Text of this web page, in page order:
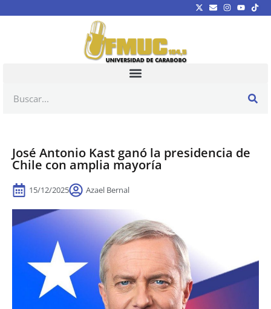
José Antonio Kast ganó la presidencia de
Chile con amplia mayoría
15/12/2025 Azael Bernal